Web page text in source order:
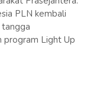
PLN kembali
program Light Up